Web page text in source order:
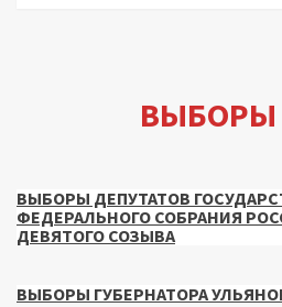
ВЫБОРЫ
ВЫБОРЫ ДЕПУТАТОВ
ФЕДЕРАЛЬНОГО СОБРАНИЯ
ДЕВЯТОГО СОЗЫВА
ВЫБОРЫ ГУБЕРНАТОРА